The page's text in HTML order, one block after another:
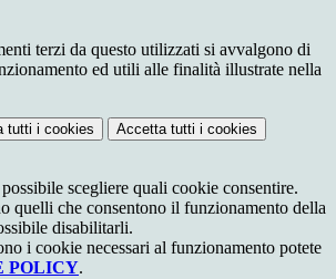
terzi da questo utilizzati si avvalgono di
ed utili alle finalità illustrate nella
tutti i cookies Accetta tutti i cookies
scegliere quali cookie consentire.
quelli che consentono il funzionamento della
disabilitarli.
i cookie necessari al funzionamento potete
POLICY.